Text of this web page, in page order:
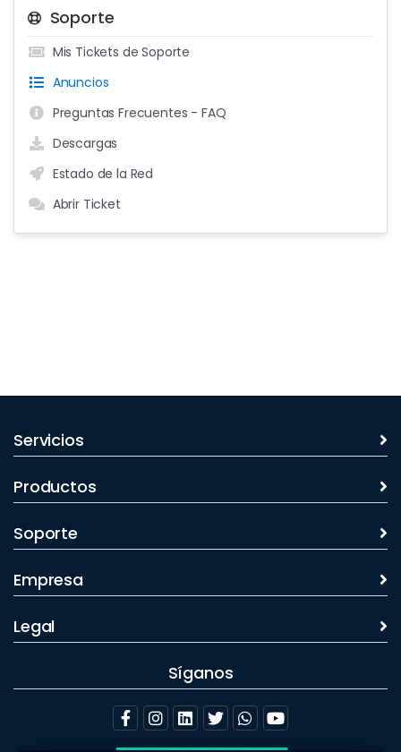
Soporte
Mis Tickets de Soporte
Anuncios
Preguntas Frecuentes - FAQ
Descargas
Estado de la Red
Abrir Ticket
Servicios
Productos
Soporte
Empresa
Legal
Síganos